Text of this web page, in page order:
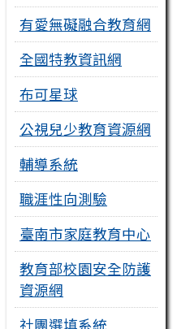
有愛無礙融合教育網
全國特教資訊網
布可星球
公視兒少教育資源網
輔導系統
職涯性向測驗
臺南市家庭教育中心
教育部校園安全防護
資源網
社團選填系統